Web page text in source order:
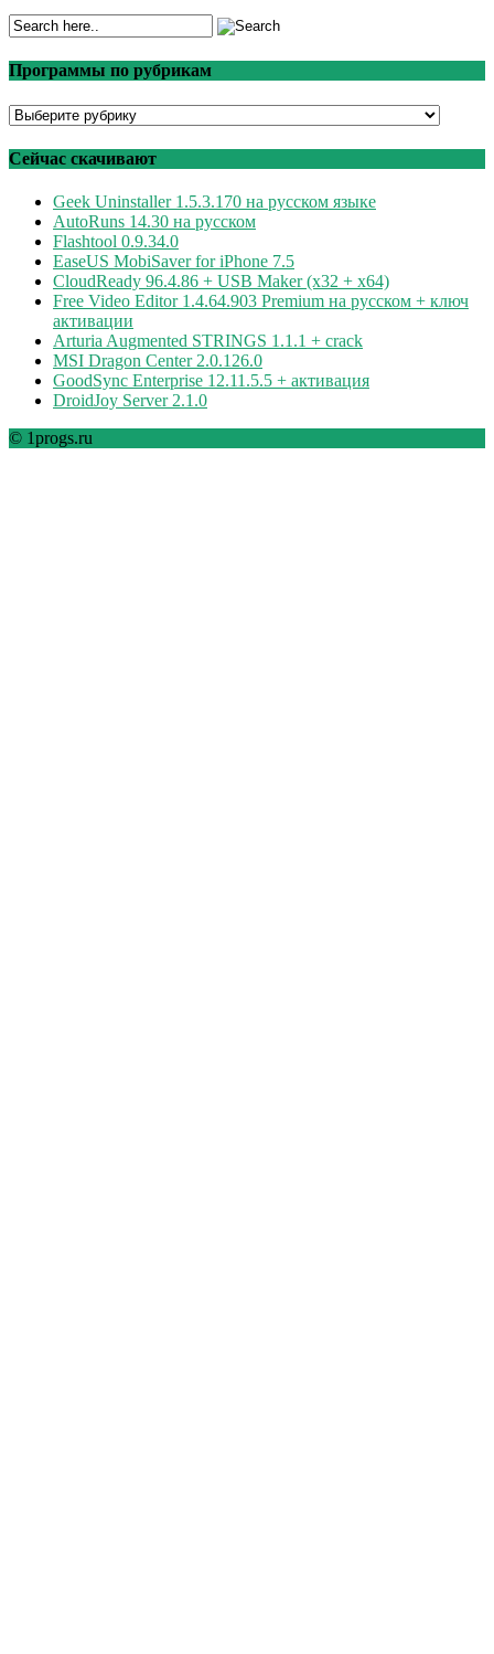
Программы по рубрикам
Программы
рубрикам
Сейчас скачивают
Geek Uninstaller 1.5.3.170 на русском языке
AutoRuns 14.30 на русском
Flashtool 0.9.34.0
EaseUS MobiSaver for iPhone 7.5
CloudReady 96.4.86 + USB Maker (x32 + x64)
Free Video Editor 1.4.64.903 Premium на русском + ключ
активации
Arturia Augmented STRINGS 1.1.1 + crack
MSI Dragon Center 2.0.126.0
GoodSync Enterprise 12.11.5.5 + активация
DroidJoy Server 2.1.0
© 1progs.ru